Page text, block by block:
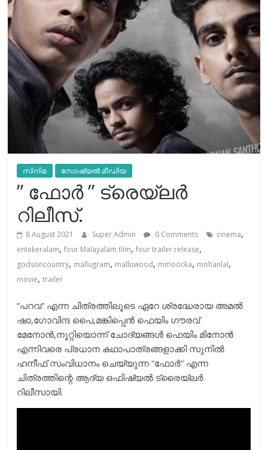
സിനിമ സോഷ്യല്‍ മീഡിയ
” ഫോര്‍ ” ട്രെയ്ലർ
റിലീസ്.
8 August 2021 Super Admin 0 Comments cinema,
entekeralam,four Malayalam film,four trailer release,
godsoncountry, mallugram, malluwood, mmoocka, mohanlal,
movie,trailer
“പറവ” എന്ന ചിത്രത്തിലൂടെ ഏറേ ശ്രദ്ധേരായ അമല്‍
ഷാ,ഗോവിന്ദ പെെ,മങ്കിപ്പെന്‍ ഫെയിം ഗൗരവ്
മേനോന്‍,നൂറ്റിയൊന്ന് ചോദ്യങ്ങള്‍ ഫെയിം മിനോന്‍
എന്നിവരെ പ്രധാന കഥാപാത്രങ്ങളാക്കി സുനില്‍
ഹനീഫ് സംവിധാനം ചെയ്യുന്ന “ഫോര്‍” എന്ന
ചിത്രത്തിന്റെ ആദ്യ ഒഫിഷ്യൽ ട്രൈയ്ലർ
റിലീസായി.